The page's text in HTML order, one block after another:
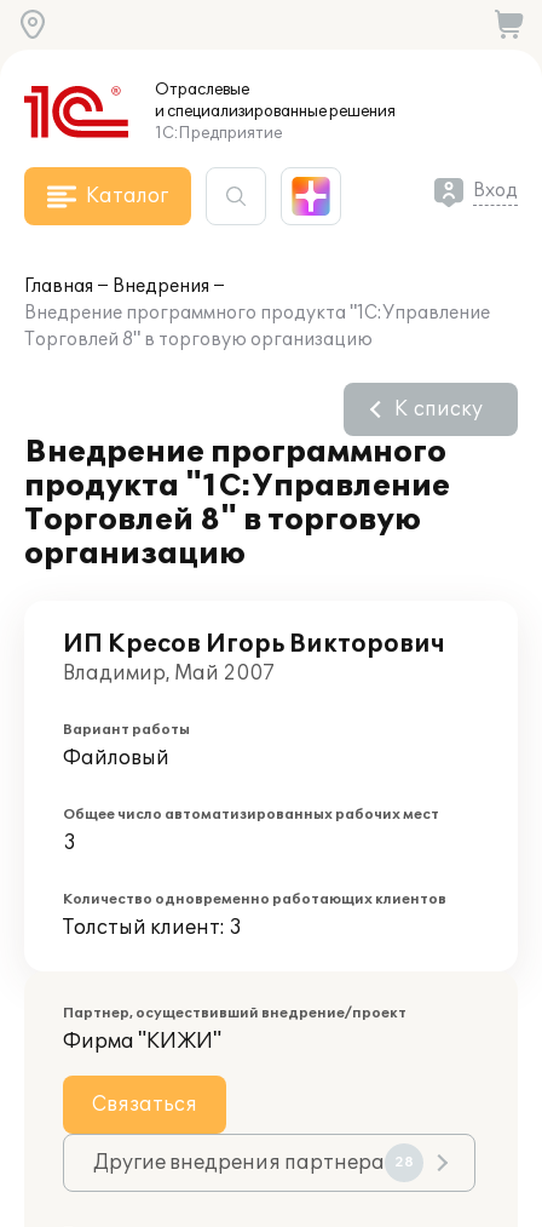
Отраслевые
и специализированныерешения
1С:Предприятие
Каталог Вход
Главная
Внедрения
Внедрение программного продукта "1С:Управление
Торговлей 8" в торговую организацию
Внедрение программного
продукта "1С:Управление
Торговлей 8" в торговую
организацию
К списку
ИП Кресов Игорь Викторович
Владимир, Май 2007
Вариант работы
Файловый
Общее число автоматизированных рабочих мест
3
Количество одновременно работающих клиентов
Толстый клиент: 3
Партнер, осуществивший внедрение/проект
Фирма "КИЖИ"
Связаться
Другие внедрения партнера 28